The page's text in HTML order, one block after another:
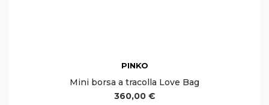
PINKO
Mini borsa a tracolla Love Bag
360,00 €